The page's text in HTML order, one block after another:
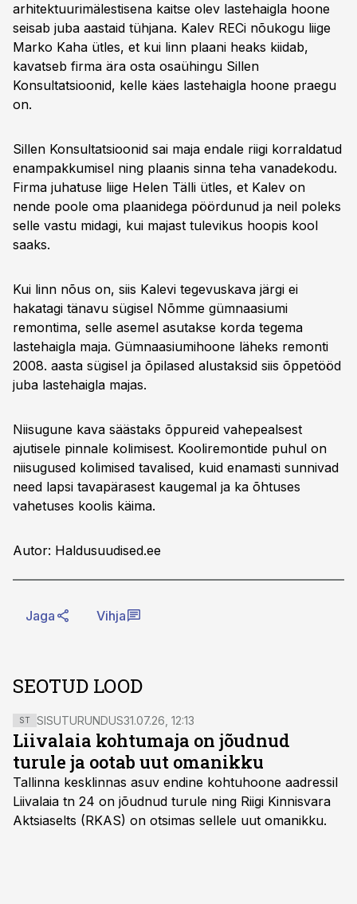
arhitektuurimälestisena kaitse olev lastehaigla hoone
seisab juba aastaid tühjana. Kalev RECi nõukogu liige
Marko Kaha ütles, et kui linn plaani heaks kiidab,
kavatseb firma ära osta osaühingu Sillen
Konsultatsioonid, kelle käes lastehaigla hoone praegu
on.
Sillen Konsultatsioonid sai maja endale riigi korraldatud
enampakkumisel ning plaanis sinna teha vanadekodu.
Firma juhatuse liige Helen Tälli ütles, et Kalev on
nende poole oma plaanidega pöördunud ja neil poleks
selle vastu midagi, kui majast tulevikus hoopis kool
saaks.
Kui linn nõus on, siis Kalevi tegevuskava järgi ei
hakatagi tänavu sügisel Nõmme gümnaasiumi
remontima, selle asemel asutakse korda tegema
lastehaigla maja. Gümnaasiumihoone läheks remonti
2008. aasta sügisel ja õpilased alustaksid siis õppetööd
juba lastehaigla majas.
Niisugune kava säästaks õppureid vahepealsest
ajutisele pinnale kolimisest. Kooliremontide puhul on
niisugused kolimised tavalised, kuid enamasti sunnivad
need lapsi tavapärasest kaugemal ja ka õhtuses
vahetuses koolis käima.
Autor: Haldusuudised.ee
Jaga Vihja
SEOTUD LOOD
ST SISUTURUNDUS31.07.26, 12:13
Liivalaia kohtumaja on jõudnud
turule ja ootab uut omanikku
Tallinna kesklinnas asuv endine kohtuhoone aadressil
Liivalaia tn 24 on jõudnud turule ning Riigi Kinnisvara
Aktsiaselts (RKAS) on otsimas sellele uut omanikku.